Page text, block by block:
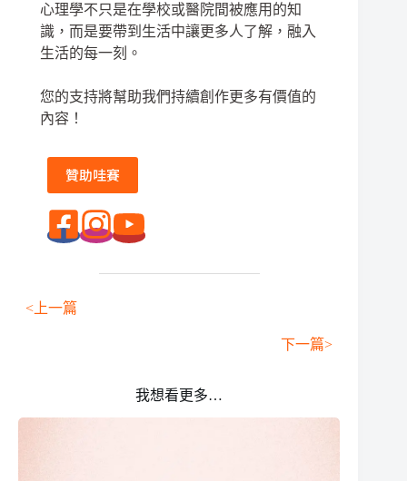
心理學不只是在學校或醫院間被應用的知
識，而是要帶到生活中讓更多人了解，融入
生活的每一刻。
您的支持將幫助我們持續創作更多有價值的
內容！
贊助哇賽
<上一篇
下一篇>
我想看更多…